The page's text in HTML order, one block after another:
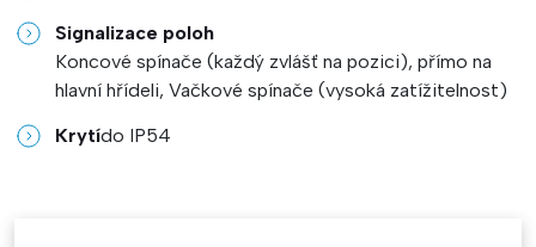
Signalizace poloh
Koncové spínače (každý zvlášť na pozici), přímo na
hlavní hřídeli, Vačkové spínače (vysoká zatížitelnost)
Krytído IP54